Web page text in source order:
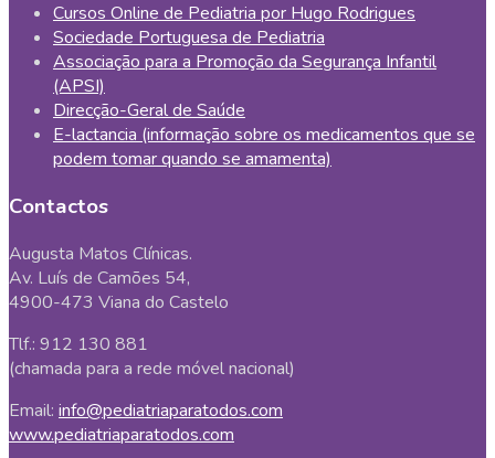
Cursos Online de Pediatria por Hugo Rodrigues
Sociedade Portuguesa de Pediatria
Associação para a Promoção da Segurança Infantil
(APSI)
Direcção-Geral de Saúde
E-lactancia (informação sobre os medicamentos que se
podem tomar quando se amamenta)
Contactos
Augusta Matos Clínicas.
Av. Luís de Camões 54,
4900-473 Viana do Castelo
Tlf.: 912 130 881
(chamada para a rede móvel nacional)
Email: info@pediatriaparatodos.com
www.pediatriaparatodos.com